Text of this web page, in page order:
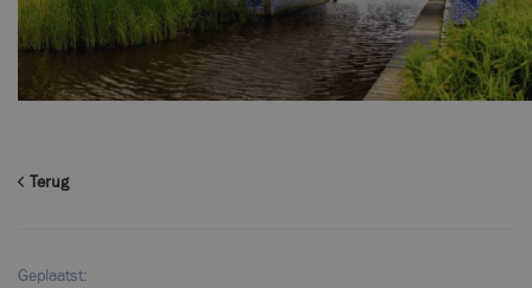
Terug
Geplaatst: